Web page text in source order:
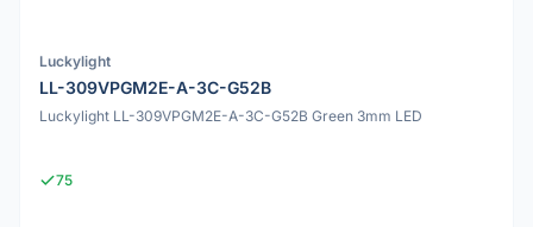
Luckylight
LL-309VPGM2E-A-3C-G52B
Luckylight LL-309VPGM2E-A-3C-G52B Green 3mm LED
75